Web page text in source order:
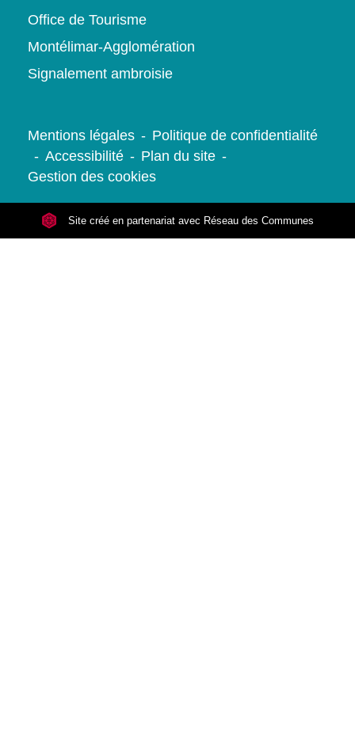
Office de Tourisme
Montélimar-Agglomération
Signalement ambroisie
Mentions légales - Politique de confidentialité
- Accessibilité - Plan du site -
Gestion des cookies
Site créé en partenariat avec Réseau des Communes